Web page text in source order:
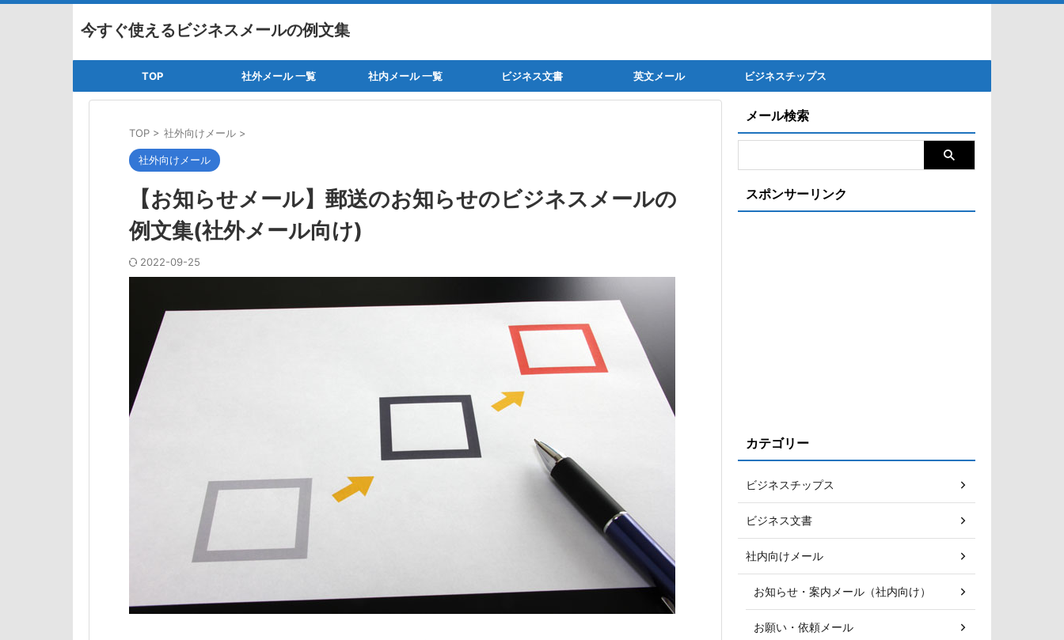
今すぐ使えるビジネスメールの例文集
TOP 社外メール 一覧 社内メール 一覧 ビジネス文書 英文メール ビジネスチップス
TOP > 社外向けメール >
社外向けメール
【お知らせメール】郵送のお知らせのビジネスメールの
例文集(社外メール向け)
2022-09-25
メール検索
スポンサーリンク
カテゴリー
ビジネスチップス
ビジネス文書
社内向けメール
お知らせ・案内メール（社内向け）
お願い・依頼メール